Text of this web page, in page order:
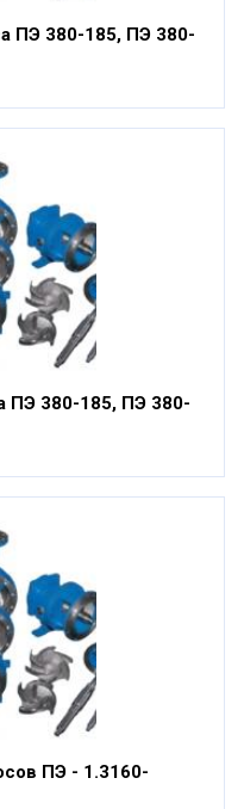
ПЭ 380-185, ПЭ 380-
ПЭ 380-185, ПЭ 380-
ПЭ - 1.3160-